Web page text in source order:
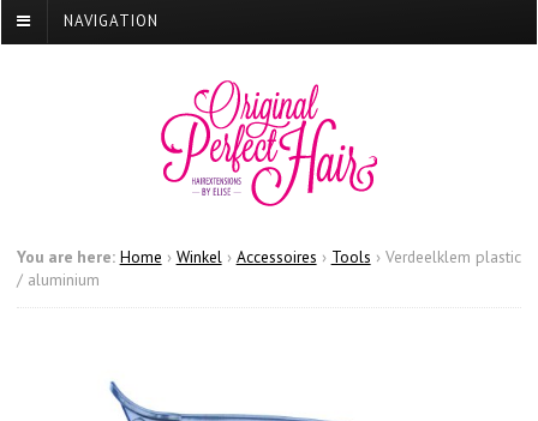
NAVIGATION
You are here: Home › Winkel › Accessoires › Tools › Verdeelklem plastic
/ aluminium